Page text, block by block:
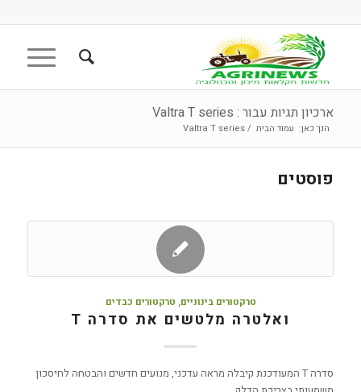
ארכיון תגיות עבור : Valtra T series
הנך כאן: עמוד הבית /
Valtra T series
פוסטים
טרקטורים בינוניים, טרקטורים כבדים
ואלטרה מלטשים את סדרה T
סדרה T המעודכנת קיבלה מראה עדכני, מנועים חדשים והבטחה לחיסכון